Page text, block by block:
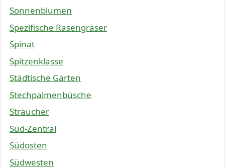
Sonnenblumen
Spezifische Rasengräser
Spinat
Spitzenklasse
Städtische Gärten
Stechpalmenbüsche
Sträucher
Süd-Zentral
Südosten
Südwesten